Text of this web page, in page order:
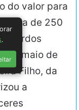
do valor para
de 250
acordos
de maio de
Filho, da
a